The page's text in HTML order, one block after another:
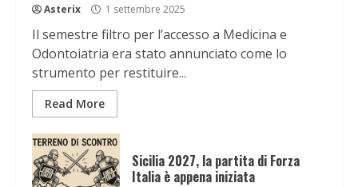
Asterix 1 settembre 2025
Il semestre filtro per l’accesso a Medicina e
Odontoiatria era stato annunciato come lo
strumento per restituire...
Read More
Sicilia 2027, la partita di Forza
Italia è appena iniziata